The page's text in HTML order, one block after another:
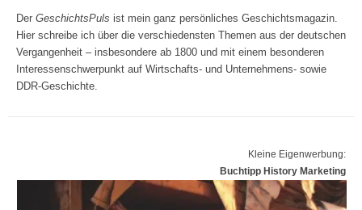
Der GeschichtsPuls ist mein ganz persönliches Geschichtsmagazin.
Hier schreibe ich über die verschiedensten Themen aus der deutschen
Vergangenheit – insbesondere ab 1800 und mit einem besonderen
Interessenschwerpunkt auf Wirtschafts- und Unternehmens- sowie
DDR-Geschichte.
Kleine Eigenwerbung:
Buchtipp History Marketing